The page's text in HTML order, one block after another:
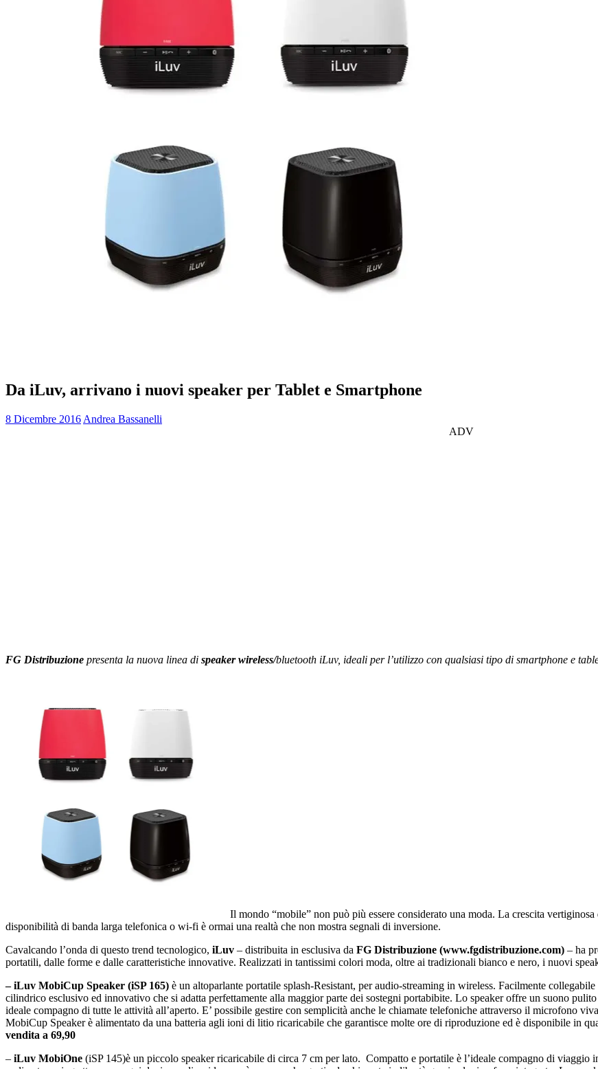
Da iLuv, arrivano i nuovi speaker per Tablet e Smartphone
8 Dicembre 2016 Andrea Bassanelli
ADV
FG Distribuzione presenta la nuova linea di speaker wireless/bluetooth iLuv, ideali per l’utilizzo con qualsiasi tipo di smartphone e
Il mondo “mobile” non può più essere considerato una moda. La crescita
disponibilità di banda larga telefonica o wi-fi è ormai una realtà che non mostra segnali di inversione.
Cavalcando l’onda di questo trend tecnologico, iLuv – distribuita in esclusiva da FG Distribuzione (www.fgdistribuzione.com) – ha
portatili, dalle forme e dalle caratteristiche innovative. Realizzati in tantissimi colori moda, oltre ai tradizionali bianco e nero, i nuovi
– iLuv MobiCup Speaker (iSP 165) è un altoparlante portatile splash-Resistant, per audio-streaming in wireless. Facilmente
cilindrico esclusivo ed innovativo che si adatta perfettamente alla maggior parte dei sostegni portabibite. Lo speaker offre un suono
ideale compagno di tutte le attività all’aperto. E’ possibile gestire con semplicità anche le chiamate telefoniche attraverso il microfono
MobiCup Speaker è alimentato da una batteria agli ioni di litio ricaricabile che garantisce molte ore di riproduzione ed è disponibile in
vendita a 69,90
– iLuv MobiOne (iSP 145)è un piccolo speaker ricaricabile di circa 7 cm per lato. Compatto e portatile è l’ideale compagno di viaggio